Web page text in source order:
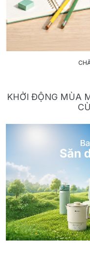
KHỞI ĐỘNG MÙA